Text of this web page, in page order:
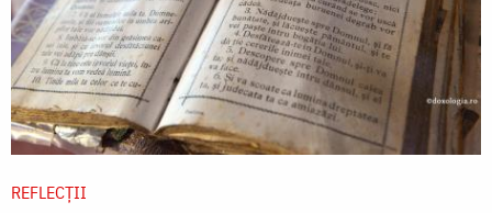
REFLECȚII